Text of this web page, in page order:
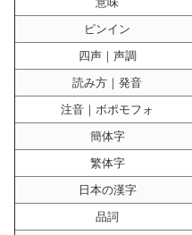
ピンイン
四声｜声調
読み方｜発音
注音｜ボポモフォ
簡体字
繁体字
日本の漢字
品詞